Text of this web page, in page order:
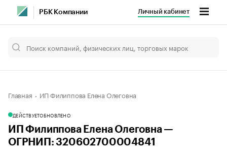
РБК Компании Личный кабинет
Главная ИП Филиппова Елена Олеговна
ДЕЙСТВУЕТОБНОВЛЕНО
ИП Филиппова Елена Олеговна —
ОГРНИП: 320602700004841